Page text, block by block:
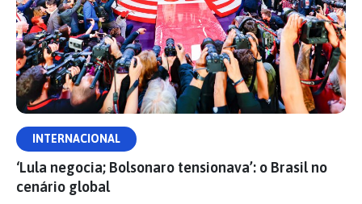
INTERNACIONAL
‘Lula negocia; Bolsonaro tensionava’: o Brasil no
cenário global